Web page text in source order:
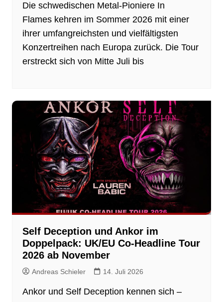
Die schwedischen Metal-Pioniere In
Flames kehren im Sommer 2026 mit einer
ihrer umfangreichsten und vielfältigsten
Konzertreihen nach Europa zurück. Die Tour
erstreckt sich von Mitte Juli bis
Self Deception und Ankor im
Doppelpack: UK/EU Co-Headline Tour
2026 ab November
Andreas Schieler 14. Juli 2026
Ankor und Self Deception kennen sich –